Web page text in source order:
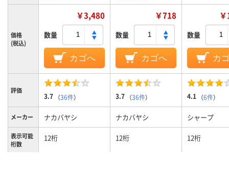
価格
(税込)
￥3,480
数量
カゴへ
￥718
数量
カゴへ
数量
カ
評価
3.7 （36件） 3.7 （36件） 4.1 （6件）
メーカー ナカバヤシ ナカバヤシ シャープ
表示可能
桁数
12桁 12桁 12桁